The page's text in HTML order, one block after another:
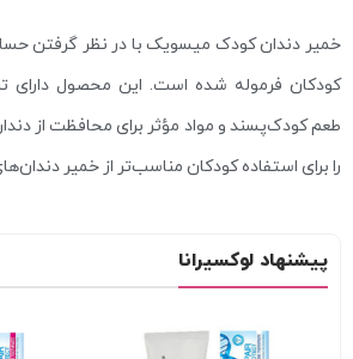
خمیر دندان کودک میسویک با در نظر گرفتن
کودکان فرموله شده است. این محصول دارای
طعم کودک‌پسند و مواد مؤثر برای محافظت از
را برای استفاده کودکان مناسب‌تر از خمیر
پیشنهاد لوکسیرانا